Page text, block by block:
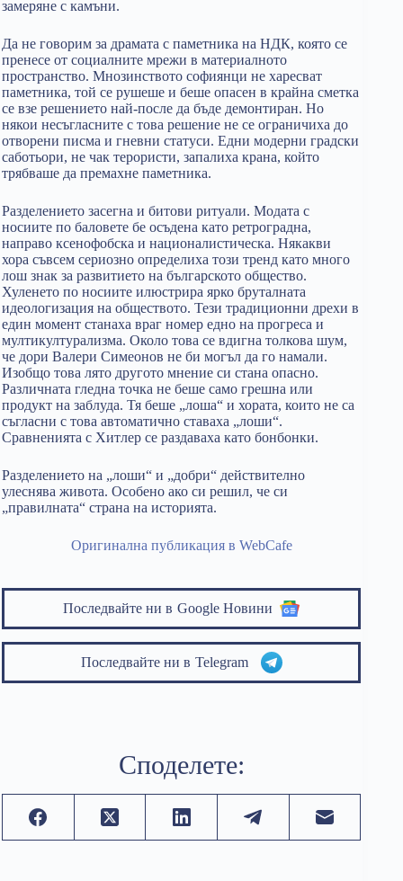
замеряне с камъни.
Да не говорим за драмата с паметника на НДК, която се
пренесе от социалните мрежи в материалното
пространство. Мнозинството софиянци не харесват
паметника, той се рушеше и беше опасен в крайна сметка
се взе решението най-после да бъде демонтиран. Но
някои несъгласните с това решение не се ограничиха до
отворени писма и гневни статуси. Едни модерни градски
саботьори, не чак терористи, запалиха крана, който
трябваше да премахне паметника.
Разделението засегна и битови ритуали. Модата с
носиите по баловете бе осъдена като ретроградна,
направо ксенофобска и националистическа. Някакви
хора съвсем сериозно определиха този тренд като много
лош знак за развитието на българското общество.
Хуленето по носиите илюстрира ярко бруталната
идеологизация на обществото. Тези традиционни дрехи в
един момент станаха враг номер едно на прогреса и
мултикултурализма. Около това се вдигна толкова шум,
че дори Валери Симеoнов не би могъл да го намали.
Изобщо това лято другото мнение си стана опасно.
Различната гледна точка не беше само грешна или
продукт на заблуда. Тя беше „лоша“ и хората, които не са
съгласни с това автоматично ставаха „лоши“.
Сравненията с Хитлер се раздаваха като бонбонки.
Разделението на „лоши“ и „добри“ действително
улеснява живота. Особено ако си решил, че си
„правилната“ страна на историята.
Оригинална публикация в WebCafe
Последвайте ни в Google Новини
Последвайте ни в Telegram
Споделете: